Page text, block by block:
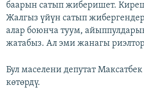
баарын сатып жиберишет.
Жалгыз үйүн сатып
алар боюнча туум,
жатабыз. Ал эми жанагы
Бул маселени депутат
көтөрдү.